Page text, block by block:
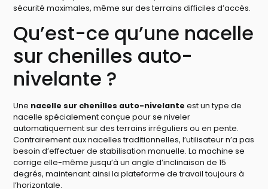
sécurité maximales, même sur des terrains difficiles d’accès.
Qu’est-ce qu’une nacelle
sur chenilles auto-
nivelante ?
Une nacelle sur chenilles auto-nivelante est un type de
nacelle spécialement conçue pour se niveler
automatiquement sur des terrains irréguliers ou en pente.
Contrairement aux nacelles traditionnelles, l’utilisateur n’a pas
besoin d’effectuer de stabilisation manuelle. La machine se
corrige elle-même jusqu’à un angle d’inclinaison de 15
degrés, maintenant ainsi la plateforme de travail toujours à
l’horizontale.